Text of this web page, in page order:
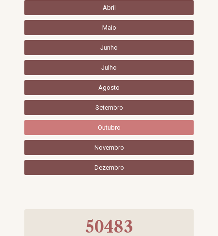
50483
Abril
Maio
Junho
Julho
Agosto
Setembro
Outubro
Novembro
Dezembro